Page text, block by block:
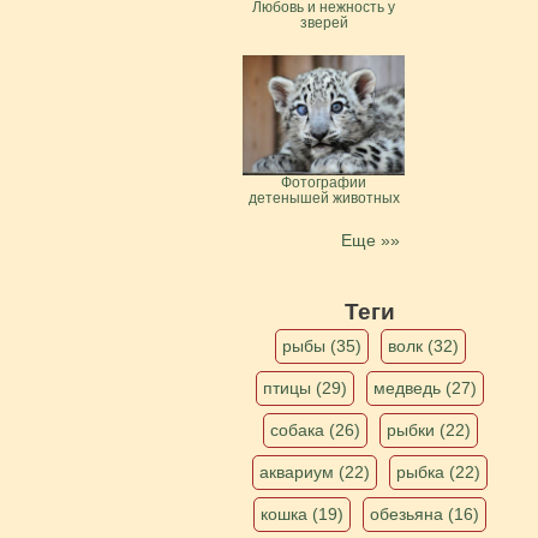
Любовь и нежность у
зверей
Фотографии
детенышей животных
Еще »»
Теги
рыбы (35) волк (32)
птицы (29) медведь (27)
собака (26) рыбки (22)
аквариум (22) рыбка (22)
кошка (19) обезьяна (16)